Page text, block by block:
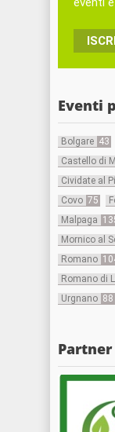
Eventi
Bolgare 43
Castello di
Cividate al
Covo 75
Malpaga
Mornico al
Romano
Romano di
Urgnano 88